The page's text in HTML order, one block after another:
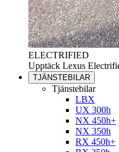
ELECTRIFIED
Upptäck Lexus
TJÄNSTEBILAR
Tjänstebilar
LBX
UX 300h
NX 450h+
NX 350h
RX 450h+